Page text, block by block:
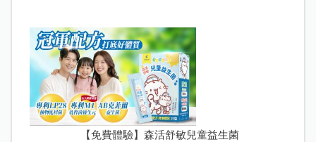
【免費體驗】森活舒敏兒童益生菌